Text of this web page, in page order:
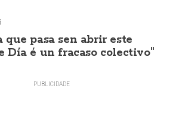
que pasa sen abrir este
Día é un fracaso colectivo"